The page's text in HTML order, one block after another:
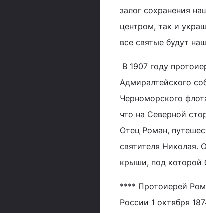
залог сохранения
центром, так и
все святые будут
В 1907 году
Адмиралтейского
Черноморского
что на Северной
Отец Роман,
святителя Николая.
крыши, под которой
**** Протоиерей
России 1 октября